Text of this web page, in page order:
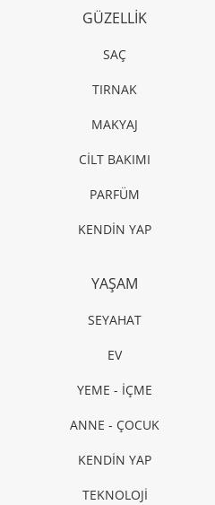
GÜZELLİK
SAÇ
TIRNAK
MAKYAJ
CİLT BAKIMI
PARFÜM
KENDİN YAP
YAŞAM
SEYAHAT
EV
YEME - İÇME
ANNE - ÇOCUK
KENDİN YAP
TEKNOLOJİ